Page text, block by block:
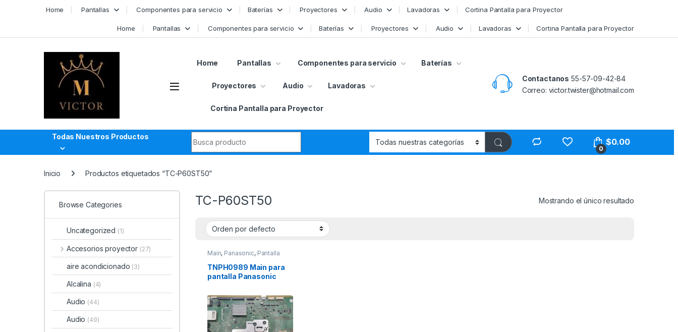
Home Pantallas Componentes para servicio Baterías Proyectores Audio Lavadoras Cortina Pantalla para Proyector
Home Pantallas Componentes para servicio Baterías Proyectores Audio Lavadoras Cortina Pantalla para Proyector
Home Pantallas Componentes para servicio Baterías
Proyectores Audio Lavadoras
Cortina Pantalla para Proyector
Contactanos 55-57-09-42-84
Correo: victor.twister@hotmail.com
Todas Nuestros Productos
0
$0.00
Inicio Productos etiquetados “TC-P60ST50”
TC-P60ST50 Mostrando el único resultado
Main, Panasonic, Pantalla
TNPH0989 Main para
pantalla Panasonic
Browse Categories
Uncategorized (1)
Accesorios proyector (27)
aire acondicionado (3)
Alcalina (4)
Audio (44)
Audio (49)